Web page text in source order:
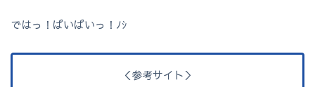
ではっ！ばいばいっ！ﾉｼ
＜参考サイト＞